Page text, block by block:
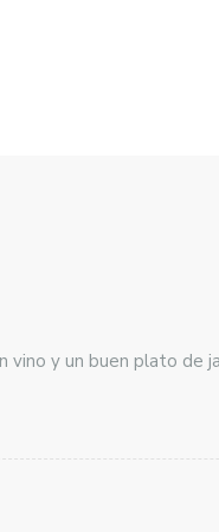
vino y un buen plato de